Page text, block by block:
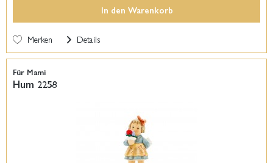
In den Warenkorb
Merken Details
Für Mami
Hum 2258